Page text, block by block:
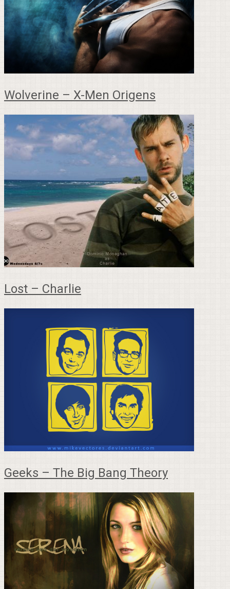
Wolverine – X-Men Origens
Lost – Charlie
Geeks – The Big Bang Theory